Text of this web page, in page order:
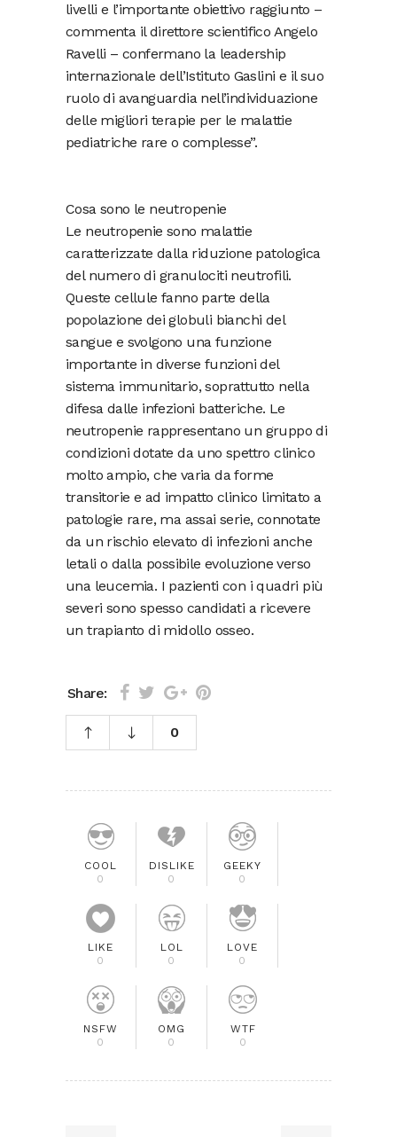
livelli e l’importante obiettivo raggiunto –
commenta il direttore scientifico Angelo
Ravelli – confermano la leadership
internazionale dell’Istituto Gaslini e il suo
ruolo di avanguardia nell’individuazione
delle migliori terapie per le malattie
pediatriche rare o complesse”.
Cosa sono le neutropenie
Le neutropenie sono malattie
caratterizzate dalla riduzione patologica
del numero di granulociti neutrofili.
Queste cellule fanno parte della
popolazione dei globuli bianchi del
sangue e svolgono una funzione
importante in diverse funzioni del
sistema immunitario, soprattutto nella
difesa dalle infezioni batteriche. Le
neutropenie rappresentano un gruppo di
condizioni dotate da uno spettro clinico
molto ampio, che varia da forme
transitorie e ad impatto clinico limitato a
patologie rare, ma assai serie, connotate
da un rischio elevato di infezioni anche
letali o dalla possibile evoluzione verso
una leucemia. I pazienti con i quadri più
severi sono spesso candidati a ricevere
un trapianto di midollo osseo.
Share:
0
COOL
0
DISLIKE
0
GEEKY
0
LIKE
0
LOL
0
LOVE
0
NSFW
0
OMG
0
WTF
0